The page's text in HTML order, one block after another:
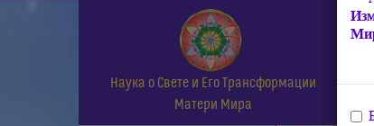
Наука о Свете и Его Трансформации
Матери Мира